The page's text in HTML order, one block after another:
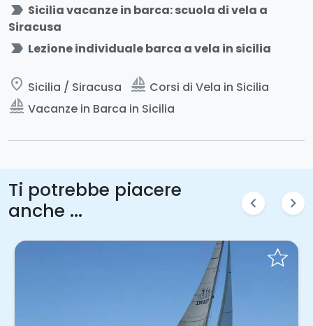
label_important Sicilia vacanze in barca: scuola di vela a
Siracusa
label_important Lezione individuale barca a vela in sicilia
place Sicilia / Siracusa sailing Corsi di Vela in Sicilia
sailing Vacanze in Barca in Sicilia
Ti potrebbe piacere
anche ...
chevron_left chevron_right